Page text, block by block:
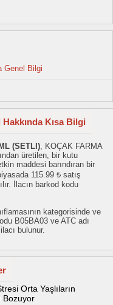
Genel Bilgi
Kısa Bilgi
(SETLI), KOÇAK FARMA
üretilen, bir kutu
maddesi barındıran bir
115.99 ₺ satış
İlacın barkod kodu
kategorisinde ve
B05BA03 ve ATC adı
bulunur.
Orta Yaşlıların
Bozuyor